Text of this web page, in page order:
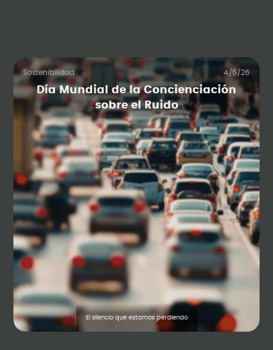
Sostenibilidad 4/5/26
Día Mundial de la Concienciación
sobre el Ruido
El silencio que estamos perdiendo